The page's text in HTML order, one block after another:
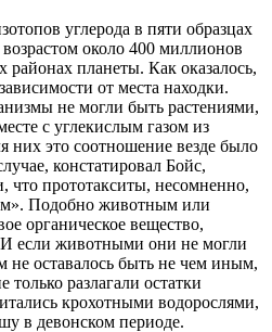
углерода в пяти образцах
около 400 миллионов
районах планеты. Как оказалось,
от места находки.
не могли быть растениями,
с углекислым газом из
них это соотношение везде было
констатировал Бойс,
что прототакситы, несомненно,
Подобно животным или
органическое вещество,
если животными они не могли
не оставалось быть не чем иным,
разлагали остатки
крохотными водорослями,
в девонском периоде.